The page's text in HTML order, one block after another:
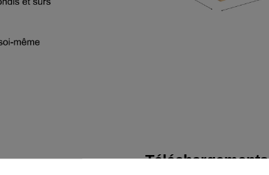
Téléchargements